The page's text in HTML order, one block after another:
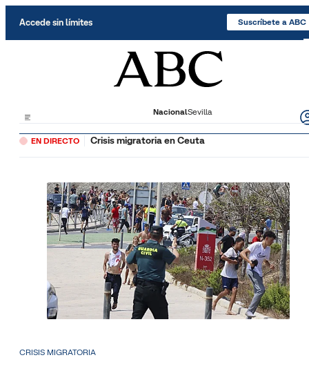
Accede sin límites Suscríbete a ABC
NacionalSevilla
EN DIRECTO Crisis migratoria en Ceuta
CRISIS MIGRATORIA